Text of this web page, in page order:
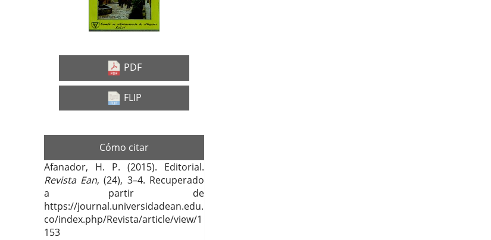
artículo
PDF
FLIP
Cómo citar
Afanador, H. P. (2015). Editorial.
Revista Ean, (24), 3–4. Recuperado
a partir de
https://journal.universidadean.edu.
co/index.php/Revista/article/view/1
153